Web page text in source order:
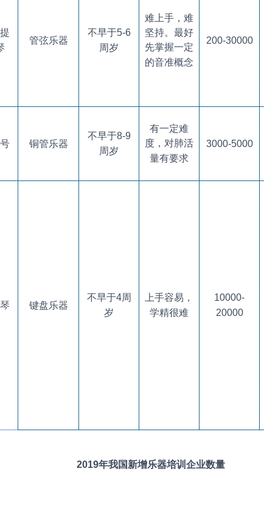
管弦乐器
不早于5-6
周岁
难上手，难
坚持。最好
先掌握一定
的音准概念
200-30000
铜管乐器
不早于8-9
周岁
有一定难
度，对肺活
量有要求
3000-5000
键盘乐器
不早于4周
岁
上手容易，
学精很难
10000-
20000
2019年我国新增乐器培训企业数量